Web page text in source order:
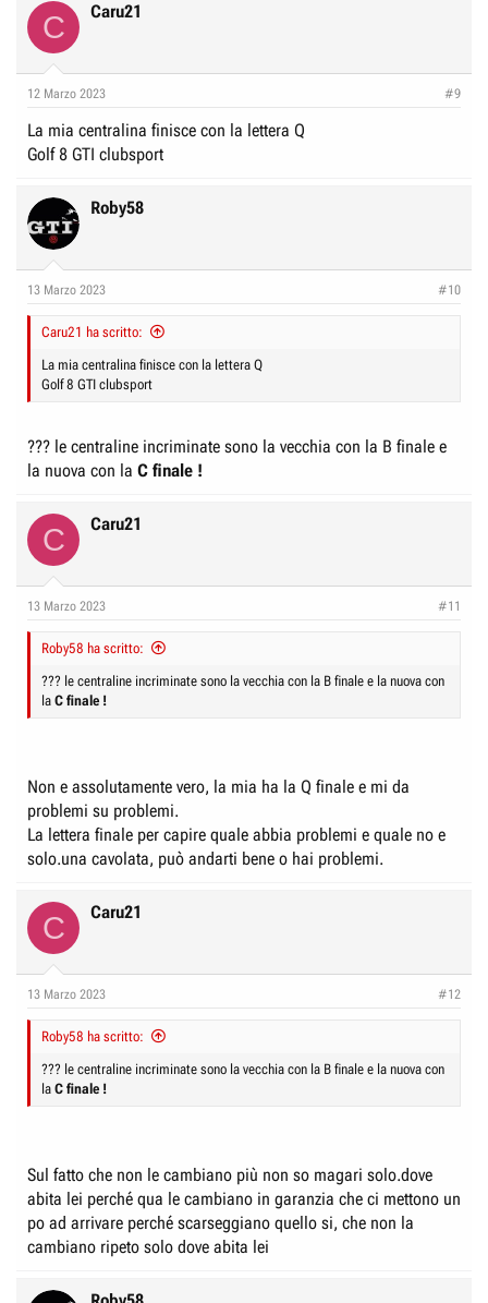
C Caru21
12 Marzo 2023 #9
La mia centralina finisce con la lettera Q
Golf 8 GTI clubsport
Roby58
13 Marzo 2023 #10
Caru21 ha scritto:
La mia centralina finisce con la lettera Q
Golf 8 GTI clubsport
??? le centraline incriminate sono la vecchia con la B finale e
la nuova con la C finale !
C Caru21
13 Marzo 2023 #11
Roby58 ha scritto:
??? le centraline incriminate sono la vecchia con la B finale e la nuova con
la C finale !
Non e assolutamente vero, la mia ha la Q finale e mi da
problemi su problemi.
La lettera finale per capire quale abbia problemi e quale no e
solo.una cavolata, può andarti bene o hai problemi.
C Caru21
13 Marzo 2023 #12
Roby58 ha scritto:
??? le centraline incriminate sono la vecchia con la B finale e la nuova con
la C finale !
Sul fatto che non le cambiano più non so magari solo.dove
abita lei perché qua le cambiano in garanzia che ci mettono un
po ad arrivare perché scarseggiano quello si, che non la
cambiano ripeto solo dove abita lei